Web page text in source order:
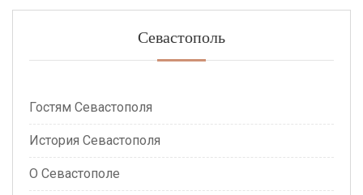
Севастополь
Гостям Севастополя
История Севастополя
О Севастополе